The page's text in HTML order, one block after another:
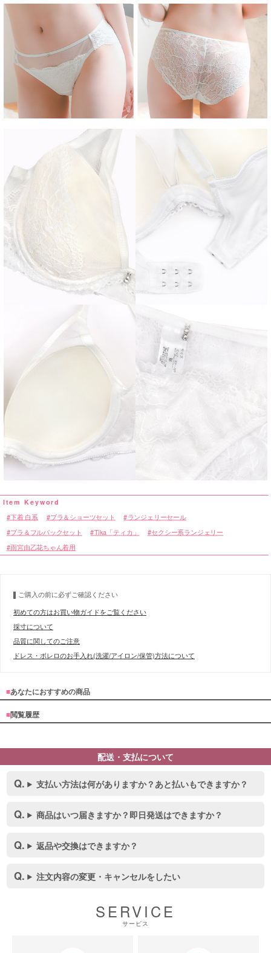
下着 白系 ブラ＆ショーツセット ランジェリーセール
ブラ＆フルバックセット Tika「ティカ」 セクシー系ランジェリー
雨宮由乙花ちゃん着用
ご購入の前に必ずご確認ください
初めての方はお買い物ガイドをご覧ください
採寸について
品質に関してのご注意
ドレス・ボレロのお手入れ(洗濯/アイロン/保管)方法について
■あなたにおすすめの商品
■閲覧履歴
配送・支払について
支払い方法は何がありますか？あと払いもできますか？
商品はいつ届きますか？即日発送はできますか？
返品や交換はできますか？
注文内容の変更・キャンセルをしたい
SERVICE
サービス